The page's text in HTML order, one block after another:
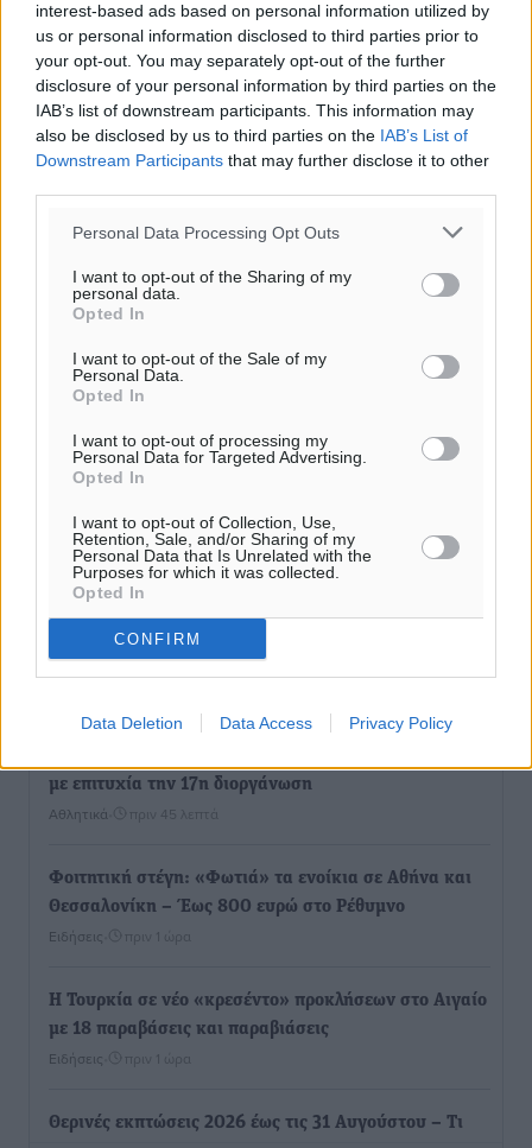
interest-based ads based on personal information utilized by
us or personal information disclosed to third parties prior to
your opt-out. You may separately opt-out of the further
disclosure of your personal information by third parties on the
IAB’s list of downstream participants. This information may
also be disclosed by us to third parties on the IAB’s List of
Downstream Participants that may further disclose it to other
Personal Data Processing Opt Outs
I want to opt-out of the Sharing of my
personal data.
Opted In
I want to opt-out of the Sale of my
Personal Data.
Opted In
I want to opt-out of processing my
Personal Data for Targeted Advertising.
Opted In
I want to opt-out of Collection, Use,
Retention, Sale, and/or Sharing of my
Personal Data that Is Unrelated with the
Purposes for which it was collected.
Opted In
CONFIRM
Data Deletion Data Access Privacy Policy
ΔΕΑΣ Δάφνη Ρόδου: Η Ευαγγελία Τετράδη στο
Αθλητικά• πριν 1 λεπτό
Αθλητικά• πριν 3 λεπτά
Σταυρός Καλυθιών: Απέκτησε και την Ειρήνη
Καρελλάκη
Αθλητικά• πριν 31 λεπτά
Πρωτάθλημα Καλαθοσφαίρισης Δικηγορικών
με επιτυχία την 17η διοργάνωση
Αθλητικά πριν 45 λεπτά
Φοιτητική στέγη: «Φωτιά» τα ενοίκια σε Αθήνα και
Θεσσαλονίκη – Έως 800 ευρώ στο Ρέθυμνο
Ειδήσεις πριν 1 ώρα
Η Τουρκία σε νέο «κρεσέντο» προκλήσεων στο Αιγαίο
με 18 παραβάσεις και παραβιάσεις
Ειδήσεις πριν 1 ώρα
Θερινές εκπτώσεις 2026 έως τις 31 Αυγούστου – Τι